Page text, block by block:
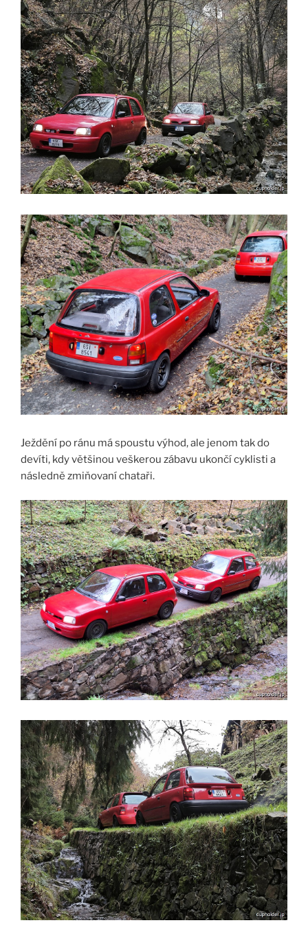
Ježdění po ránu má spoustu výhod, ale jenom tak do
devíti, kdy většinou veškerou zábavu ukončí cyklisti a
následně zmiňovaní chataři.